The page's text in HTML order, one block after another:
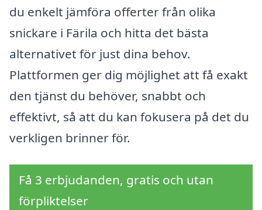
du enkelt jämföra offerter från olika
snickare i Färila och hitta det bästa
alternativet för just dina behov.
Plattformen ger dig möjlighet att få exakt
den tjänst du behöver, snabbt och
effektivt, så att du kan fokusera på det du
verkligen brinner för.
Få 3 erbjudanden, gratis och utan
förpliktelser